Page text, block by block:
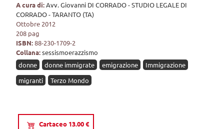
A cura di:Avv. Giovanni DI CORRADO - STUDIO LEGALE DI
CORRADO - TARANTO (TA)
Ottobre 2012
208 pag
ISBN:88-230-1709-2
Collana:sessismoerazzismo
donne
donne immigrate emigrazione
Immigrazione
migranti
Terzo Mondo
Cartaceo 13.00 €